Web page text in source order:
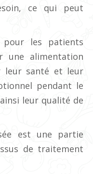
ce qui peut
les patients
une alimentation
leur santé et leur
pendant le
leur qualité de
est une partie
de traitement